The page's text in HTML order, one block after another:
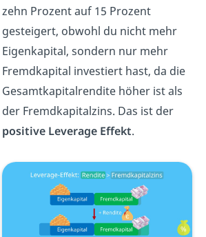
zehn Prozent auf 15 Prozent
gesteigert, obwohl du nicht mehr
Eigenkapital, sondern nur mehr
Fremdkapital investiert hast, da die
Gesamtkapitalrendite höher ist als
der Fremdkapitalzins. Das ist der
positive Leverage Effekt.